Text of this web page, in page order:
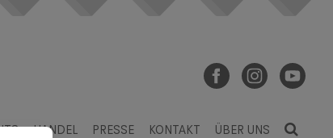
HANDEL PRESSE KONTAKT ÜBER UNS